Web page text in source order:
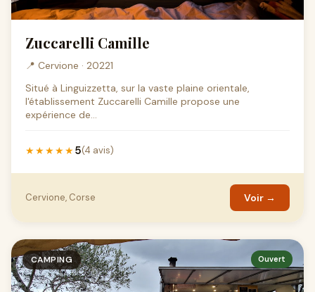
Zuccarelli Camille
📍 Cervione · 20221
Situé à Linguizzetta, sur la vaste plaine orientale,
l'établissement Zuccarelli Camille propose une
expérience de...
★★★★★5(4 avis)
Cervione, Corse Voir →
CAMPING Ouvert